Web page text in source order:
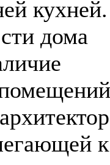
кухней.
дома
к